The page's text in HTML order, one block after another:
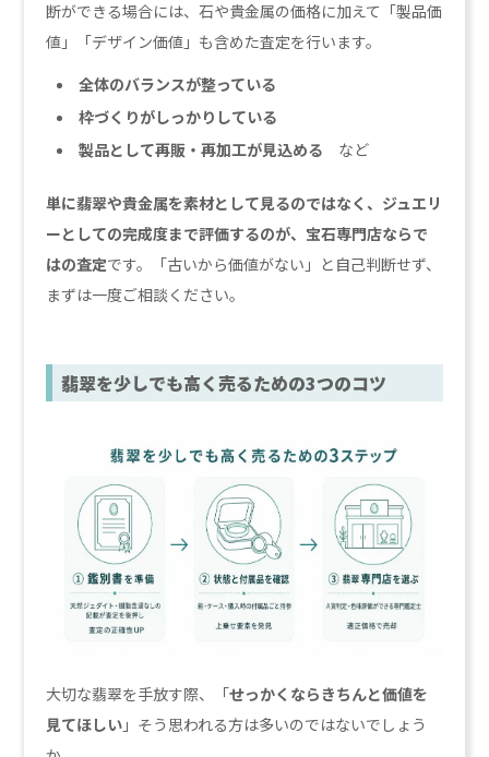
断ができる場合には、石や貴金属の価格に加えて「製品価
値」「デザイン価値」も含めた査定を行います。
全体のバランスが整っている
枠づくりがしっかりしている
製品として再販・再加工が見込める など
単に翡翠や貴金属を素材として見るのではなく、ジュエリ
ーとしての完成度まで評価するのが、宝石専門店ならで
はの査定です。「古いから価値がない」と自己判断せず、
まずは一度ご相談ください。
翡翠を少しでも高く売るための3つのコツ
大切な翡翠を手放す際、「せっかくならきちんと価値を
見てほしい 」そう思われる方は多いのではないでしょう